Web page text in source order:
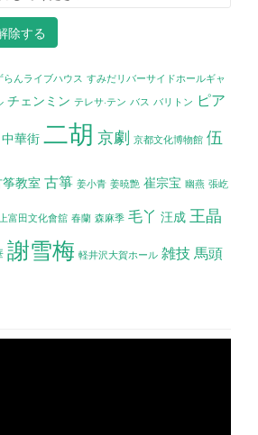
らんライブハウス すみだリバーサイドホールギャ
チェンミン テレサ·テン バス バリトン ピア
中華街 二胡 京劇 京都文化博物館 伍
教室 古箏 姜小青 姜暁艶 崔宗宝 幽燕 張屹
富田文化會舘 春蘭 森麻季 毛丫 汪成 王晶
謝雪梅 軽井沢大賀ホール 雑技馬頭